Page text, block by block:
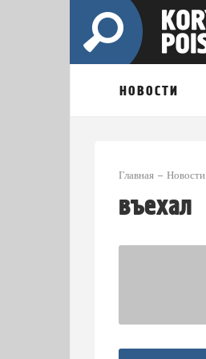
НОВОСТИ
Главная Новости
въехал